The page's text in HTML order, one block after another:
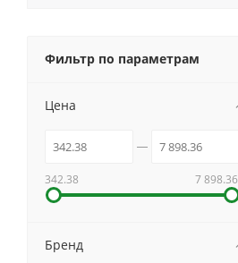
Фильтр по параметрам
Цена
342.38 7 898.36
Бренд